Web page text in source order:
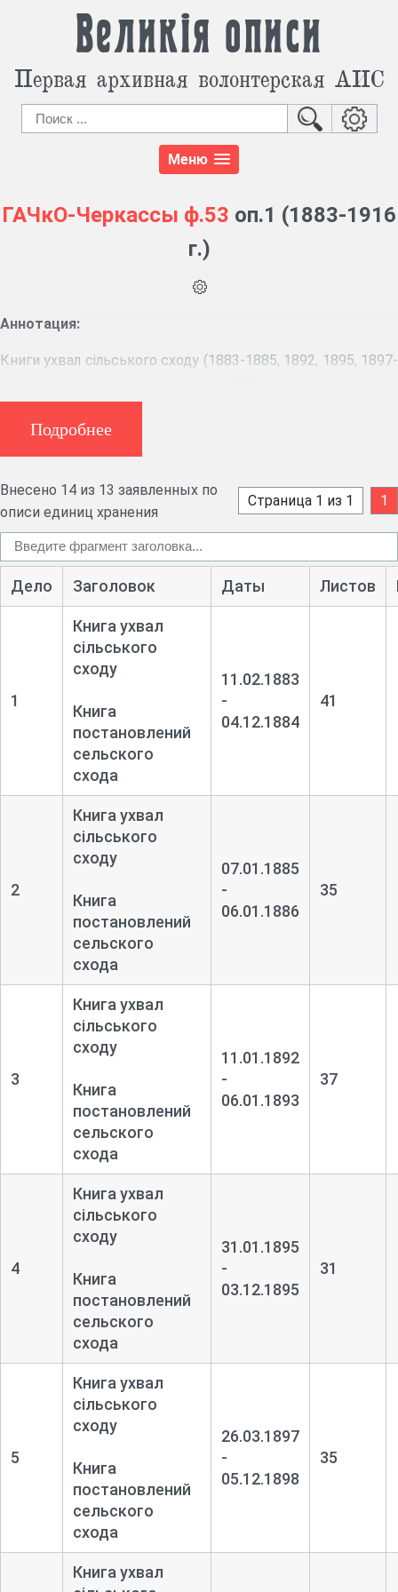
Великія описи
Первая архивная волонтерская АИС
Меню
ГАЧкО-Черкассы ф.53 оп.1 (1883-1916
г.)
Аннотация:
Книги ухвал сільського сходу (1883-1885, 1892, 1895, 1897-
Подробнее
Внесено 14 из 13 заявленных по
описи единиц хранения
Страница 1 из 1 1
Дело Заголовок Даты Листов
1
Книга ухвал
сільського
сходу
Книга
постановлений
сельского
схода
11.02.1883
-
04.12.1884
41
2
Книга ухвал
сільського
сходу
Книга
постановлений
сельского
схода
07.01.1885
-
06.01.1886
35
3
Книга ухвал
сільського
сходу
Книга
постановлений
сельского
схода
11.01.1892
-
06.01.1893
37
4
Книга ухвал
сільського
сходу
Книга
постановлений
сельского
схода
31.01.1895
-
03.12.1895
31
5
Книга ухвал
сільського
сходу
Книга
постановлений
сельского
схода
26.03.1897
-
05.12.1898
35
Книга ухвал